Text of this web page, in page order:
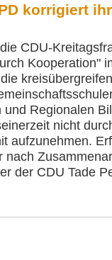
korrigiert
CDU-
Kooperation"
Regionalen
nicht
aufzunehmen.
der CDU Tade